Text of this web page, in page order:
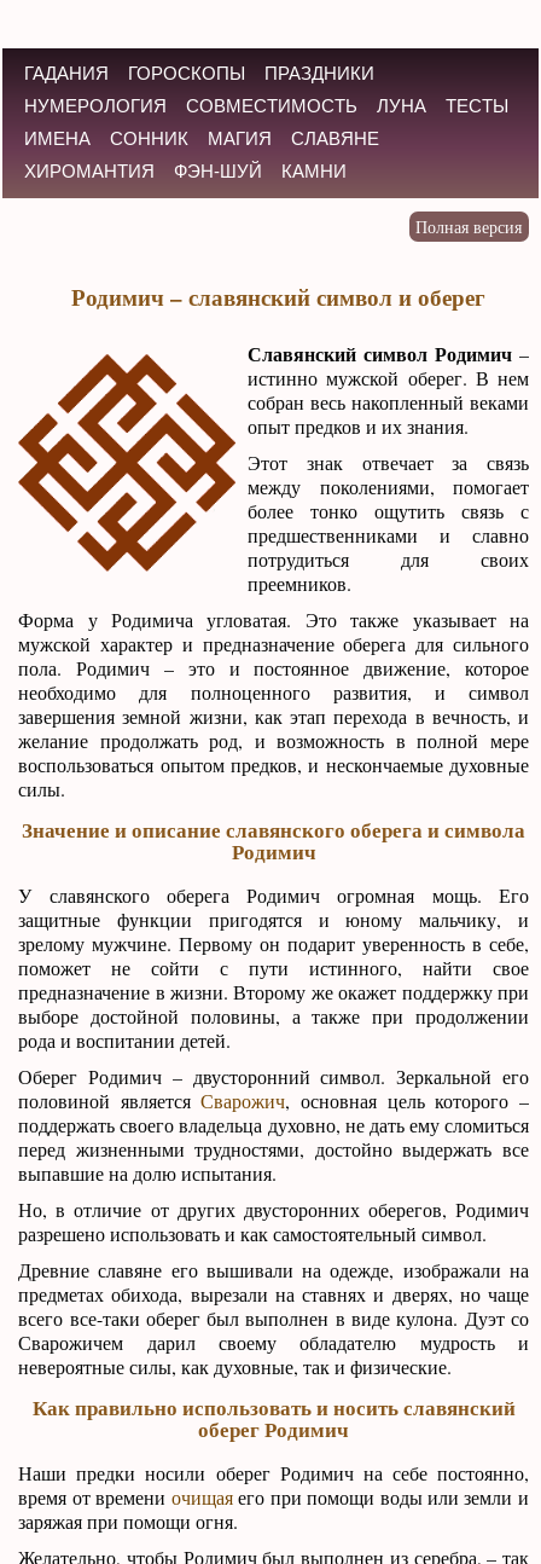
ГАДАНИЯ ГОРОСКОПЫ
ПРАЗДНИКИ
НУМЕРОЛОГИЯ
СОВМЕСТИМОСТЬ ЛУНА
ТЕСТЫ
ИМЕНА
СОННИК МАГИЯ
СЛАВЯНЕ
ХИРОМАНТИЯ
ФЭН-ШУЙ КАМНИ
Родимич – славянский символ и оберег
Славянский символ Родимич –
истинно мужской оберег. В нем
собран весь накопленный веками
опыт предков и их знания.
Этот знак отвечает за связь
между поколениями, помогает
более тонко ощутить связь с
предшественниками и славно
потрудиться для своих
преемников.
Форма у Родимича угловатая. Это также указывает на
мужской характер и предназначение оберега для сильного
пола. Родимич – это и постоянное движение, которое
необходимо для полноценного развития, и символ
завершения земной жизни, как этап перехода в вечность, и
желание продолжать род, и возможность в полной мере
воспользоваться опытом предков, и нескончаемые духовные
силы.
Значение и описание славянского оберега и символа
Родимич
У славянского оберега Родимич огромная мощь. Его
защитные функции пригодятся и юному мальчику, и
зрелому мужчине. Первому он подарит уверенность в себе,
поможет не сойти с пути истинного, найти свое
предназначение в жизни. Второму же окажет поддержку при
выборе достойной половины, а также при продолжении
рода и воспитании детей.
Оберег Родимич – двусторонний символ. Зеркальной его
половиной являетсяСварожич, основная цель которого –
поддержать своего владельца духовно, не дать ему сломиться
перед жизненными трудностями, достойно выдержать все
выпавшие на долю испытания.
Но, в отличие от других двусторонних оберегов, Родимич
разрешено использовать и как самостоятельный символ.
Древние славяне его вышивали на одежде, изображали на
предметах обихода, вырезали на ставнях и дверях, но чаще
всего все-таки оберег был выполнен в виде кулона. Дуэт со
Сварожичем дарил своему обладателю мудрость и
невероятные силы, как духовные, так и физические.
Как правильно использовать и носить славянский
оберег Родимич
Наши предки носили оберег Родимич на себе постоянно,
время от времени очищаяего при помощи воды или земли и
заряжая при помощи огня.
Желательно, чтобы Родимич был выполнен из серебра, – так